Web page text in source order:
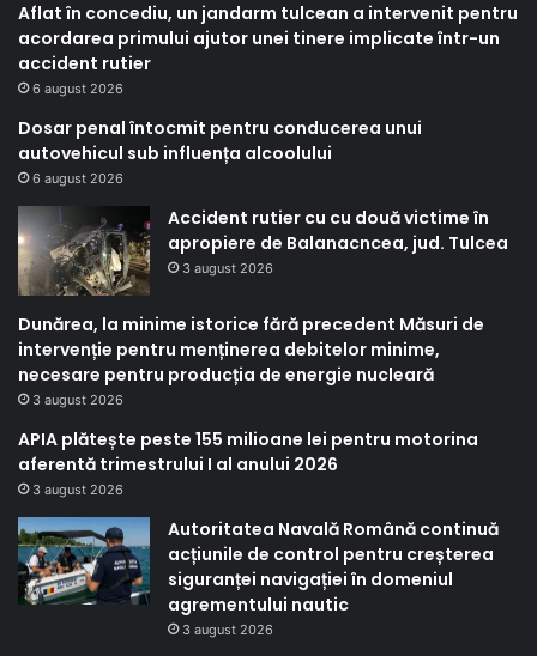
Aflat în concediu, un jandarm tulcean a intervenit pentru
acordarea primului ajutor unei tinere implicate într-un
accident rutier
6 august 2026
Dosar penal întocmit pentru conducerea unui
autovehicul sub influența alcoolului
6 august 2026
Accident rutier cu cu două victime în
apropiere de Balanacncea, jud. Tulcea
3 august 2026
Dunărea, la minime istorice fără precedent Măsuri de
intervenție pentru menținerea debitelor minime,
necesare pentru producția de energie nucleară
3 august 2026
APIA plătește peste 155 milioane lei pentru motorina
aferentă trimestrului I al anului 2026
3 august 2026
Autoritatea Navală Română continuă
acțiunile de control pentru creșterea
siguranței navigației în domeniul
agrementului nautic
3 august 2026